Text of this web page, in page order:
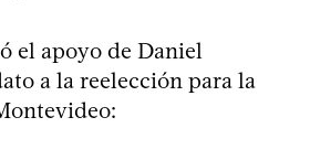
el apoyo de Daniel
a la reelección para la